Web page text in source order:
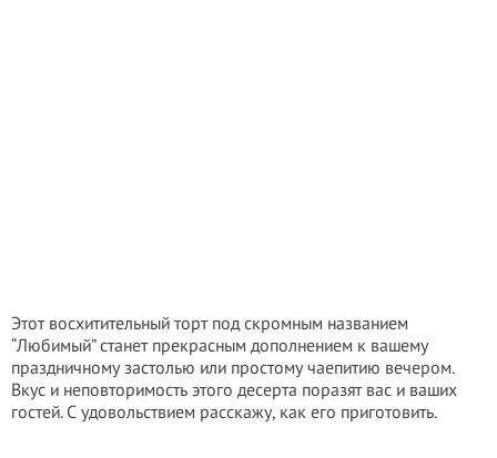
Этот восхитительный торт под скромным названием
“Любимый” станет прекрасным дополнением к вашему
праздничному застолью или простому чаепитию вечером.
Вкус и неповторимость этого десерта поразят вас и ваших
гостей. С удовольствием расскажу, как его приготовить.